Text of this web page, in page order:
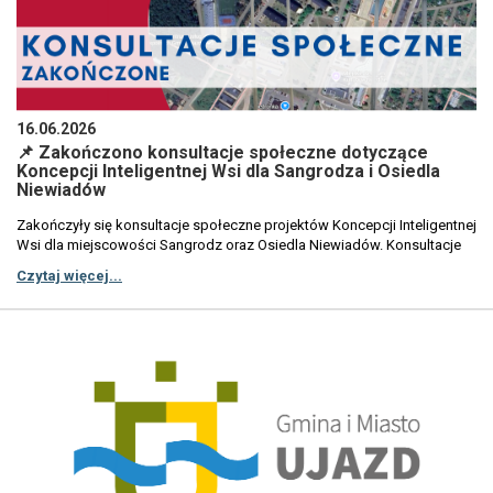
16.06.2026
📌 Zakończono konsultacje społeczne dotyczące
Koncepcji Inteligentnej Wsi dla Sangrodza i Osiedla
Niewiadów
Zakończyły się konsultacje społeczne projektów Koncepcji Inteligentnej
Wsi dla miejscowości Sangrodz oraz Osiedla Niewiadów. Konsultacje
maja do 9 czerwca 2026 r.Ich celem było poznanie opinii mieszkańców
oraz uzyskanie informacji zwrotnej dotyczącej zapisów dokumentów,
propozycje zmian za pomocą formularzy w formie papierowej i
elektronicznej. Informacje o konsultacjach zostały opublikowane na
stronie internetowej Gminy Ujazd, w Biuletynie Informacji Publicznej oraz
na tablicach ogłoszeń w miejscowościach objętych opracowaniem.W
wyznaczonym terminie nie wpłynęły żadne uwagi do projektów
Koncepcji Inteligentnej Wsi dla Sangrodza oraz Osiedla
Niewiadów.Dziękujemy wszystkim mieszkańcom za zainteresowanie
Czytaj więcej...